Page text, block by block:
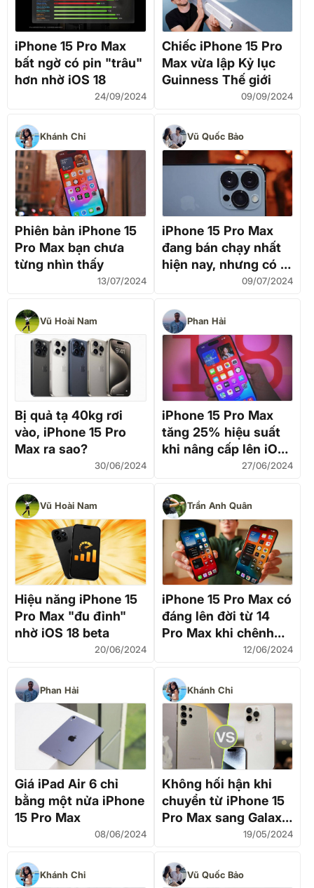
iPhone 15 Pro Max
bất ngờ có pin "trâu"
hơn nhờ iOS 18
24/09/2024
Chiếc iPhone 15 Pro
Max vừa lập Kỷ lục
Guinness Thế giới
09/09/2024
Khánh Chi
Phiên bản iPhone 15
Pro Max bạn chưa
từng nhìn thấy
13/07/2024
Vũ Quốc Bảo
iPhone 15 Pro Max
đang bán chạy nhất
hiện nay, nhưng có 1
phiên bản mà người
mua"
09/07/2024
Vũ Hoài Nam
Bị quả tạ 40kg rơi
vào, iPhone 15 Pro
Max ra sao?
30/06/2024
Phan Hải
iPhone 15 Pro Max
tăng 25% hiệu suất
khi nâng cấp lên iOS
27/06/2024
Vũ Hoài Nam
Hiệu năng iPhone 15
Pro Max "đu đỉnh"
nhờ iOS 18 beta
20/06/2024
Trần Anh Quân
iPhone 15 Pro Max có
đáng lên đời từ 14
Pro Max khi chênh
nhau 5 triệu đồng?
12/06/2024
Phan Hải
Giá iPad Air 6 chỉ
bằng một nửa iPhone
15 Pro Max
08/06/2024
Khánh Chi
Không hối hận khi
chuyển từ iPhone 15
Pro Max sang Galaxy
19/05/2024
Khánh Chi Vũ Quốc Bảo